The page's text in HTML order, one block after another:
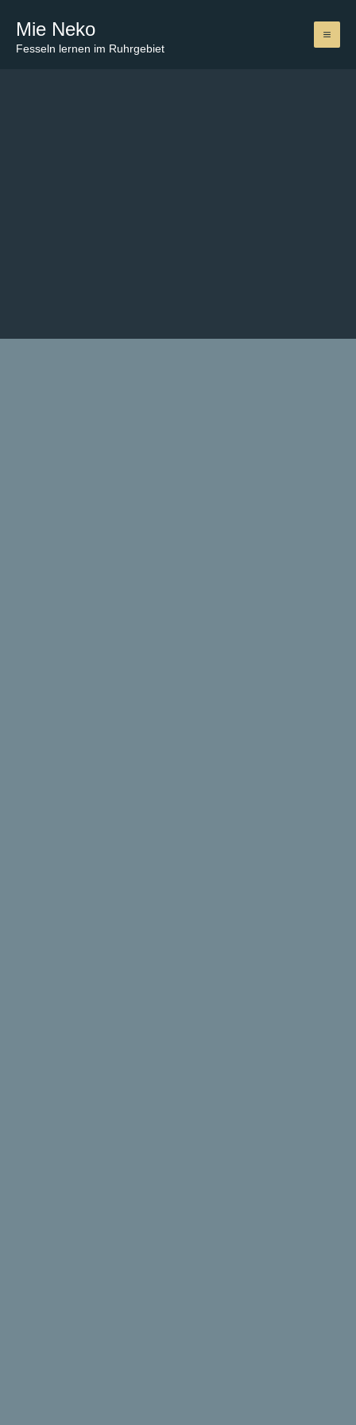
Inhalt
springen
Mie Neko
Fesseln lernen im Ruhrgebiet